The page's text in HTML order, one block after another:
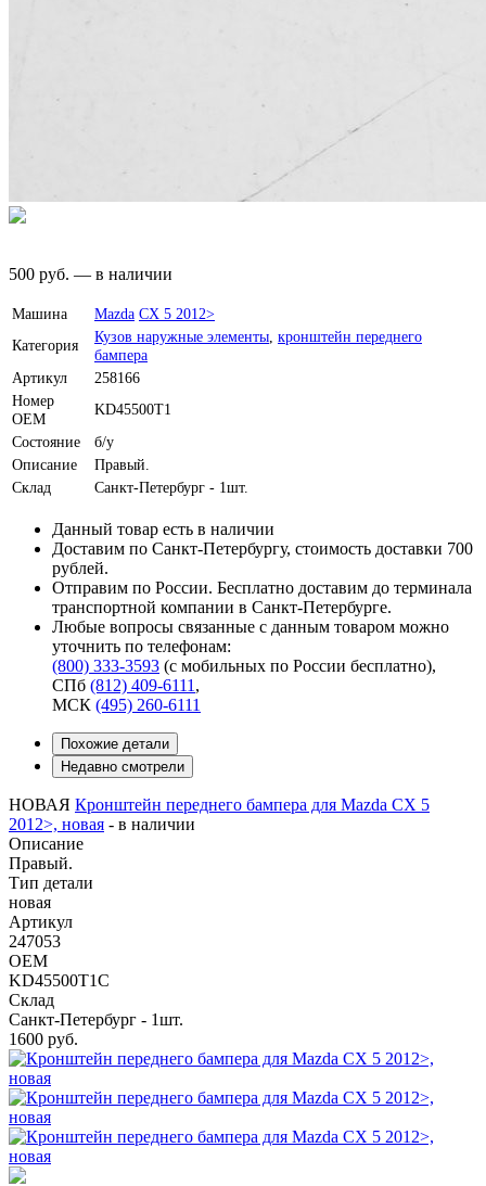
500 руб. — в наличии
Машина Mazda CX 5 2012>
Категория
Кузов наружные элементы кронштейн переднего
бампера
Артикул
258166
Номер
OEM
KD45500T1
Состояние
б/у
Описание
Правый.
Склад
Санкт-Петербург - 1шт.
Данный товар есть в наличии
Доставим по Санкт-Петербургу, стоимость доставки 700
рублей.
Отправим по России. Бесплатно доставим до терминала
транспортной компании в Санкт-Петербурге.
Любые вопросы связанные с данным товаром можно
уточнить по телефонам:
(800) 333-3593 (с мобильных по России бесплатно),
СПб (812) 409-6111 ,
МСК (495) 260-6111
Похожие детали
Недавно смотрели
НОВАЯ Кронштейн переднего бампера для Mazda CX 5
2012>, новая - в наличии
Описание
Правый.
Тип детали
новая
Артикул
247053
OEM
KD45500T1C
Склад
Санкт-Петербург - 1шт.
1600 руб.